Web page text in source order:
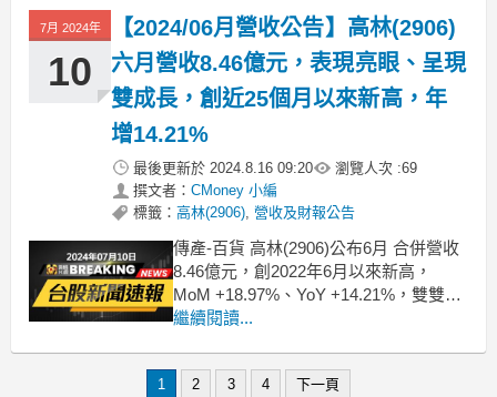
好出場的策略，否則別進場，隨時做好
資金的風控。
任何交易行為須自行判斷並自負投資風
7月 2024年
10
【2024/06月營收公告】高林(2906)
六月營收8.46億元，表現亮眼、呈現
雙成長，創近25個月以來新高，年
增14.21%
最後更新於 2024.8.16 09:20 瀏覽人次 :69
撰文者： CMoney 小編
標籤： 高林(2906), 營收及財報公告
傳產-百貨 高林(2906)公布6月 合併營收
8.46億元，創2022年6月以來新高，
MoM +18.97%、YoY +14.21%，雙雙成
長、營收表現亮眼；累計2024年前6個月
可點擊下方連結，從籌碼K線APP查詢
繼續閱讀...
1 2 3 4 下一頁